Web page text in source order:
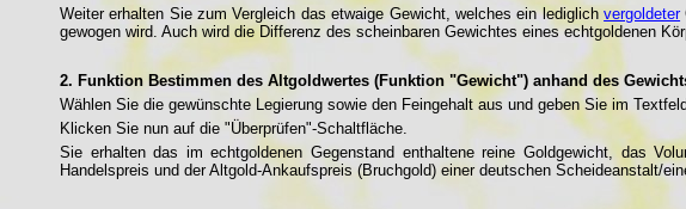
Weiter erhalten Sie zum Vergleich das etwaige Gewicht, welches ein lediglichvergoldeter
gewogen wird. Auch wird die Differenz des scheinbaren Gewichtes eines echtgoldenen
2. Funktion Bestimmen des Altgoldwertes (Funktion "Gewicht") anhand des
Wählen Sie die gewünschte Legierung sowie den Feingehalt aus und geben Sie im
Klicken Sie nun auf die "Überprüfen"-Schaltfläche.
Sie erhalten das im echtgoldenen Gegenstand enthaltene reine Goldgewicht, das
Handelspreis und der Altgold-Ankaufspreis (Bruchgold) einer deutschen Scheideanstalt/